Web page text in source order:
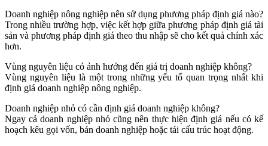
Doanh nghiệp nông nghiệp nên sử dụng phương pháp định giá nào?
Trong nhiều trường hợp, việc kết hợp giữa phương pháp định giá tài
sản và phương pháp định giá theo thu nhập sẽ cho kết quả chính xác
hơn.
Vùng nguyên liệu có ảnh hưởng đến giá trị doanh nghiệp không?
Vùng nguyên liệu là một trong những yếu tố quan trọng nhất khi
định giá doanh nghiệp nông nghiệp.
Doanh nghiệp nhỏ có cần định giá doanh nghiệp không?
Ngay cả doanh nghiệp nhỏ cũng nên thực hiện định giá nếu có kế
hoạch kêu gọi vốn, bán doanh nghiệp hoặc tái cấu trúc hoạt động.